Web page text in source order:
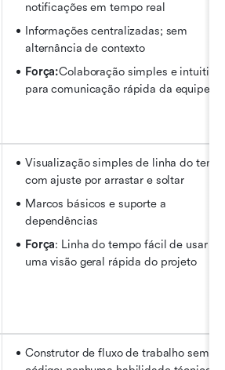
notificações em tempo real
Informações centralizadas; sem
alternância de contexto
Força:Colaboração simples e intuitiva
para comunicação rápida da equipe
Visualização simples de linha do
com ajuste por arrastar e soltar
Marcos básicos e suporte a
dependências
Força: Linha do tempo fácil de usar
uma visão geral rápida do projeto
Construtor de fluxo de trabalho sem